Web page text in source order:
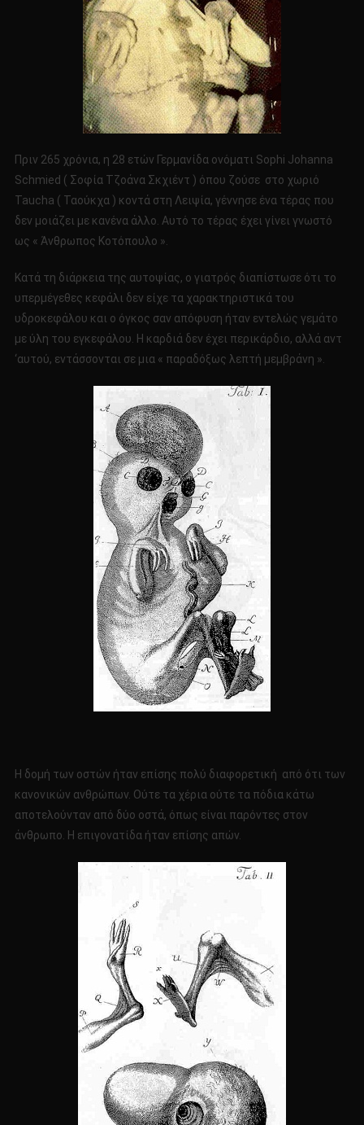
Πριν 265 χρόνια, η 28 ετών Γερμανίδα ονόματι Sophi Johanna
Schmied ( Σοφία Τζοάνα Σκχιέντ ) όπου ζούσε στο χωριό
Taucha ( Ταούκχα ) κοντά στη Λειψία, γέννησε ένα τέρας που
δεν μοιάζει με κανένα άλλο. Αυτό το τέρας έχει γίνει γνωστό
ως « Άνθρωπος Κοτόπουλο ».
Κατά τη διάρκεια της αυτοψίας, ο γιατρός διαπίστωσε ότι το
υπερμέγεθες κεφάλι δεν είχε τα χαρακτηριστικά του
υδροκεφάλου και ο όγκος σαν απόφυση ήταν εντελώς γεμάτο
με ύλη του εγκεφάλου. Η καρδιά δεν έχει περικάρδιο, αλλά αντ
‘αυτού, εντάσσονται σε μια « παραδόξως λεπτή μεμβράνη ».
Η δομή των οστών ήταν επίσης πολύ διαφορετική από ότι των
κανονικών ανθρώπων. Ούτε τα χέρια ούτε τα πόδια κάτω
αποτελούνταν από δύο οστά, όπως είναι παρόντες στον
άνθρωπο. Η επιγονατίδα ήταν επίσης απών.